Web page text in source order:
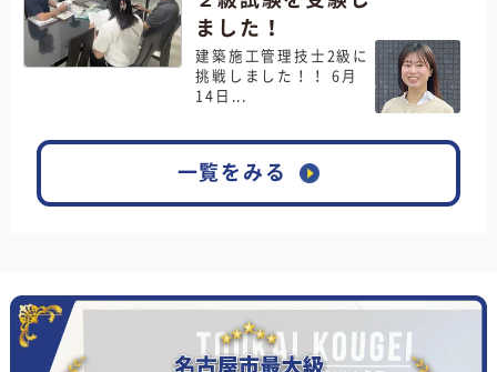
ました！
建築施工管理技士2級に
挑戦しました！！ 6月
14日...
一覧をみる